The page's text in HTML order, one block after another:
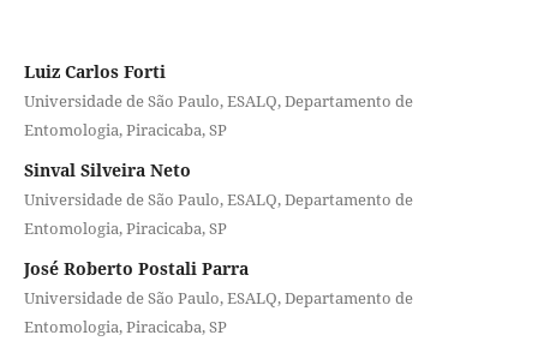
Luiz Carlos Forti
Universidade de São Paulo, ESALQ, Departamento de
Entomologia, Piracicaba, SP
Sinval Silveira Neto
Universidade de São Paulo, ESALQ, Departamento de
Entomologia, Piracicaba, SP
José Roberto Postali Parra
Universidade de São Paulo, ESALQ, Departamento de
Entomologia, Piracicaba, SP